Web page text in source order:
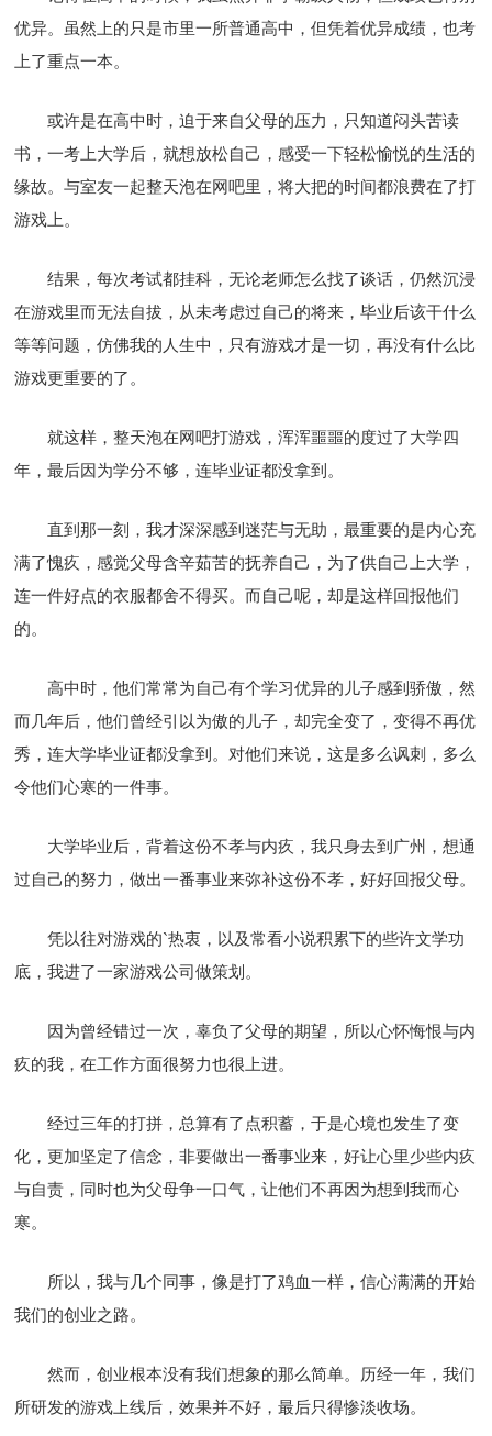
优异。虽然上的只是市里一所普通高中，但凭着优异成绩，也考
上了重点一本。
或许是在高中时，迫于来自父母的压力，只知道闷头苦读
书，一考上大学后，就想放松自己，感受一下轻松愉悦的生活的
缘故。与室友一起整天泡在网吧里，将大把的时间都浪费在了打
游戏上。
结果，每次考试都挂科，无论老师怎么找了谈话，仍然沉浸
在游戏里而无法自拔，从未考虑过自己的将来，毕业后该干什么
等等问题，仿佛我的人生中，只有游戏才是一切，再没有什么比
游戏更重要的了。
就这样，整天泡在网吧打游戏，浑浑噩噩的度过了大学四
年，最后因为学分不够，连毕业证都没拿到。
直到那一刻，我才深深感到迷茫与无助，最重要的是内心充
满了愧疚，感觉父母含辛茹苦的抚养自己，为了供自己上大学，
连一件好点的衣服都舍不得买。而自己呢，却是这样回报他们
的。
高中时，他们常常为自己有个学习优异的儿子感到骄傲，然
而几年后，他们曾经引以为傲的儿子，却完全变了，变得不再优
秀，连大学毕业证都没拿到。对他们来说，这是多么讽刺，多么
令他们心寒的一件事。
大学毕业后，背着这份不孝与内疚，我只身去到广州，想通
过自己的努力，做出一番事业来弥补这份不孝，好好回报父母。
凭以往对游戏的`热衷，以及常看小说积累下的些许文学功
底，我进了一家游戏公司做策划。
因为曾经错过一次，辜负了父母的期望，所以心怀悔恨与内
疚的我，在工作方面很努力也很上进。
经过三年的打拼，总算有了点积蓄，于是心境也发生了变
化，更加坚定了信念，非要做出一番事业来，好让心里少些内疚
与自责，同时也为父母争一口气，让他们不再因为想到我而心
寒。
所以，我与几个同事，像是打了鸡血一样，信心满满的开始
我们的创业之路。
然而，创业根本没有我们想象的那么简单。历经一年，我们
所研发的游戏上线后，效果并不好，最后只得惨淡收场。